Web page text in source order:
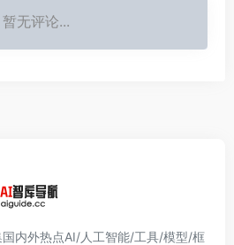
暂无评论...
内外热点AI/人工智能/工具/模型/框